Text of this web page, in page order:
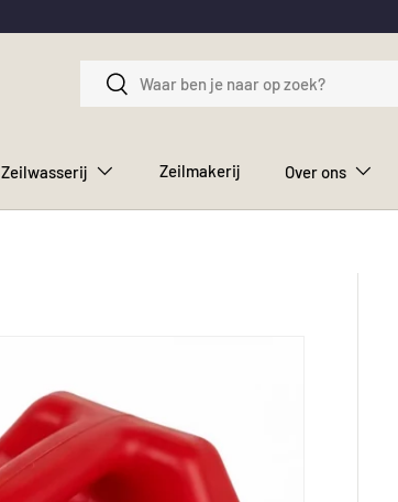
Zoeken
Zoeken
Zeilwasserij Zeilmakerij Over ons